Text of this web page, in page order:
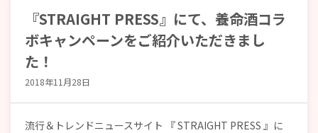
『STRAIGHT PRESS』にて、養命酒コラ
ボキャンペーンをご紹介いただきまし
た！
2018年11月28日
流行＆トレンドニュースサイト 『 STRAIGHT PRESS 』に